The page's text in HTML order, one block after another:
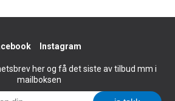
Instagram
her og få det siste av tilbud mm i
mailboksen